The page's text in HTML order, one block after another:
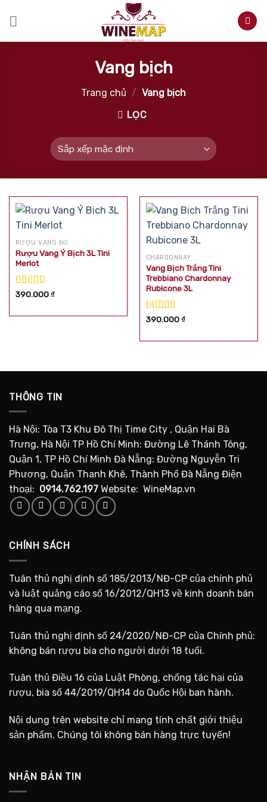
Vang bịch
Trang chủ / Vang bịch
LỌC
RƯỢU VANG ĐỎ
Rượu Vang Ý Bịch 3L Tini
Merlot
Được xếp
390.000₫
CHARDONNAY
Vang Bịch Trắng Tini
Trebbiano Chardonnay
Rubicone 3L
Được xếp
390.000₫
THÔNG TIN
Hà Nội: Tòa T3 Khu Đô Thị Time City , Quận Hai Bà
Trưng, Hà Nội TP Hồ Chí Minh: Đường Lê Thánh Tông,
Quận 1, TP Hồ Chí Minh Đà Nẵng: Đường Nguyễn Tri
Phương, Quận Thanh Khê, Thành Phố Đà Nẵng Điện
thoại: 0914.762.197 Website: WineMap.vn
CHÍNH SÁCH
Tuân thủ nghị định số 185/2013/NĐ-CP của chính phủ
và luật quảng cáo số 16/2012/QH13 về kinh doanh bán
hàng qua mạng.
Tuân thủ nghị định số 24/2020/NĐ-CP của Chính phủ:
không bán rượu bia cho người dưới 18 tuổi.
Tuân thủ Điều 16 của Luật Phòng, chống tác hại của
rượu, bia số 44/2019/QH14 do Quốc Hội ban hành.
Nội dung trên website chỉ mang tính chất giới thiệu
sản phẩm. Chúng tôi không bán hàng trực tuyến!
NHẬN BẢN TIN